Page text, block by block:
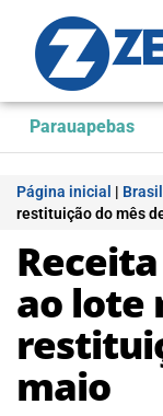
Parauapebas
Página inicial | Brasil
restituição do mês
ao lote
maio